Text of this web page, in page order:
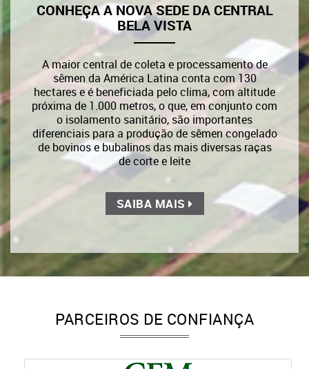
CONHEÇA A NOVA SEDE DA CENTRAL
BELA VISTA
A maior central de coleta e processamento de
sêmen da América Latina conta com 130
hectares e é beneficiada pelo clima, com altitude
próxima de 1.000 metros, o que, em conjunto com
o isolamento sanitário, são importantes
diferenciais para a produção de sêmen congelado
de bovinos e bubalinos das mais diversas raças
de corte e leite
SAIBA MAIS
PARCEIROS DE CONFIANÇA